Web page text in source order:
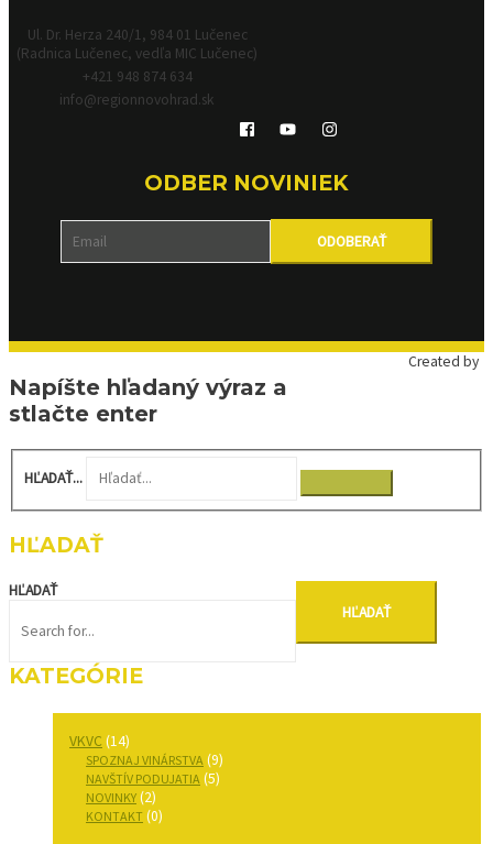
Ul. Dr. Herza 240/1, 984 01 Lučenec
(Radnica Lučenec, vedľa MIC Lučenec)
+421 948 874 634
info@regionnovohrad.sk
ODBER NOVINIEK
Created by
Napíšte hľadaný výraz a
stlačte enter
HĽADAŤ...
HĽADAŤ
HĽADAŤ
KATEGÓRIE
VKVC (14)
SPOZNAJ VINÁRSTVA (9)
NAVŠTÍV PODUJATIA (5)
NOVINKY (2)
KONTAKT (0)